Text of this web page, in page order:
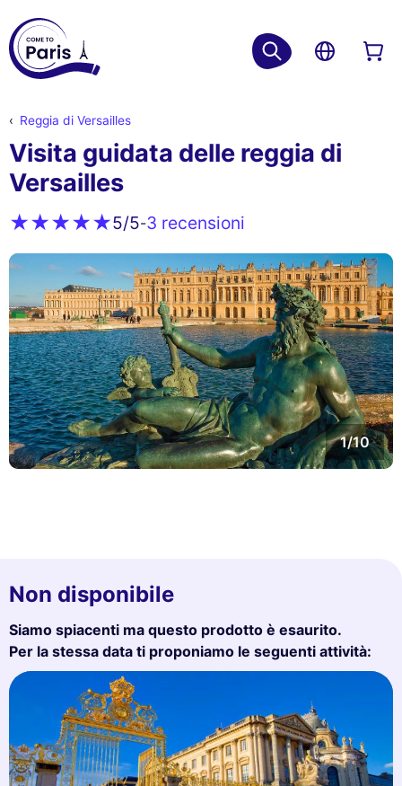
Reggia di Versailles
Visita guidata delle reggia di
Versailles
5/5-3 recensioni
1/10
Non disponibile
Siamo spiacenti ma questo prodotto è esaurito.
Per la stessa data ti proponiamo le seguenti attività: